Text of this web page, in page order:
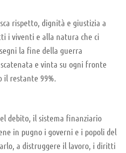
rispetto, dignità e giustizia a
i viventi e alla natura che ci
la fine della guerra
e vinta su ogni fronte
il restante 99%.
debito, il sistema finanziario
in pugno i governi e i popoli del
a distruggere il lavoro, i diritti